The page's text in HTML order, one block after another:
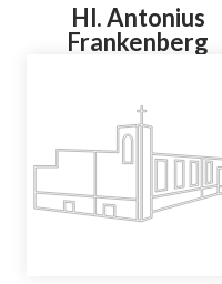
Hl. Antonius
Frankenberg